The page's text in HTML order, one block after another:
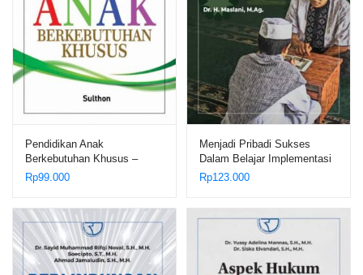
Pendidikan Anak
Berkebutuhan Khusus –
Sulthon
Rp99.000
Menjadi Pribadi Sukses
Dalam Belajar Implementasi
Konsep Belajar Efektif
Pesantren – Dr. H. Maslani,
Rp123.000